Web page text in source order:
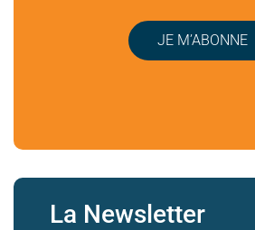
JE M’ABONNE
La Newsletter